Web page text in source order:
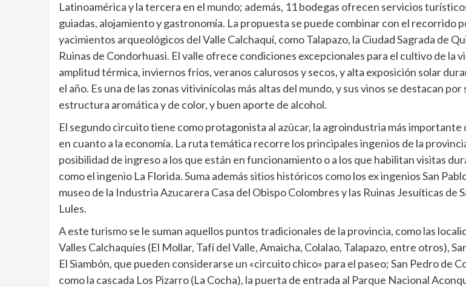
Latinoamérica y la tercera en el mundo; además, 11 bodegas ofrecen servicios
guiadas, alojamiento y gastronomía. La propuesta se puede combinar con el recorrido
yacimientos arqueológicos del Valle Calchaquí, como Talapazo, la Ciudad Sagrada de
Ruinas de Condorhuasi. El valle ofrece condiciones excepcionales para el cultivo de la
amplitud térmica, inviernos fríos, veranos calurosos y secos, y alta exposición solar
el año. Es una de las zonas vitivinícolas más altas del mundo, y sus vinos se destacan
estructura aromática y de color, y buen aporte de alcohol.
El segundo circuito tiene como protagonista al azúcar, la agroindustria más importante
en cuanto a la economía. La ruta temática recorre los principales ingenios de la
posibilidad de ingreso a los que están en funcionamiento o a los que habilitan visitas
como el ingenio La Florida. Suma además sitios históricos como los ex ingenios San
museo de la Industria Azucarera Casa del Obispo Colombres y las Ruinas Jesuíticas de
Lules.
A este turismo se le suman aquellos puntos tradicionales de la provincia, como las
Valles Calchaquíes (El Mollar, Tafí del Valle, Amaicha, Colalao, Talapazo, entre otros),
El Siambón, que pueden considerarse un «circuito chico» para el paseo; San Pedro de
como la cascada Los Pizarro (La Cocha), la puerta de entrada al Parque Nacional